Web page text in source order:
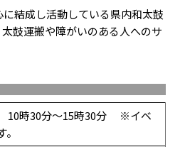
結成し活動している県内和太鼓
鼓運搬や障がいのある人へのサ
10時30分～15時30分 ※イベ